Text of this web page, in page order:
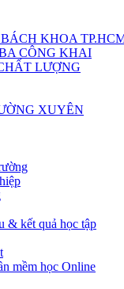
KHOA
CÔNG KHAI
LƯỢNG
XUYÊN
& kết quả học tập
mềm học Online